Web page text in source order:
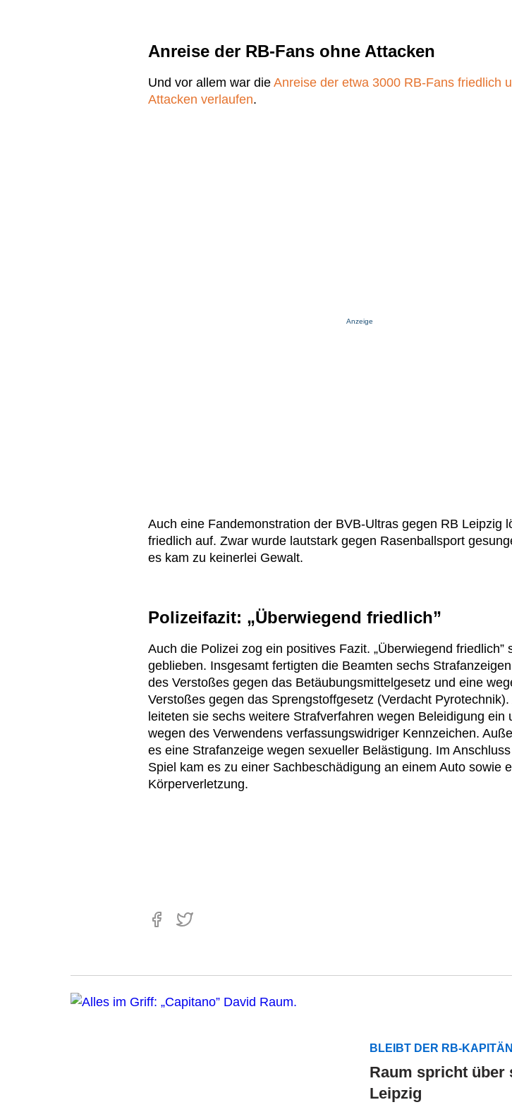
Anreise der RB-Fans ohne Attacken
Und vor allem war die Anreise der etwa 3000 RB-Fans friedlich
Attacken verlaufen.
Anzeige
Auch eine Fandemonstration der BVB-Ultras gegen RB Leipzig
friedlich auf. Zwar wurde lautstark gegen Rasenballsport
es kam zu keinerlei Gewalt.
Polizeifazit: „Überwiegend friedlich”
Auch die Polizei zog ein positives Fazit. „Überwiegend friedlich”
geblieben. Insgesamt fertigten die Beamten sechs
des Verstoßes gegen das Betäubungsmittelgesetz und eine
Verstoßes gegen das Sprengstoffgesetz (Verdacht
leiteten sie sechs weitere Strafverfahren wegen Beleidigung ein
wegen des Verwendens verfassungswidriger Kennzeichen.
es eine Strafanzeige wegen sexueller Belästigung. Im
Spiel kam es zu einer Sachbeschädigung an einem Auto sowie
Körperverletzung.
BLEIBT DER RB-
Raum spricht über
Leipzig